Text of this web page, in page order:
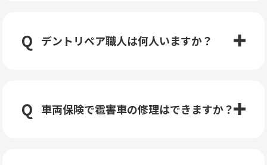
デントリペア職人は何人いますか？
車両保険で雹害車の修理はできますか？